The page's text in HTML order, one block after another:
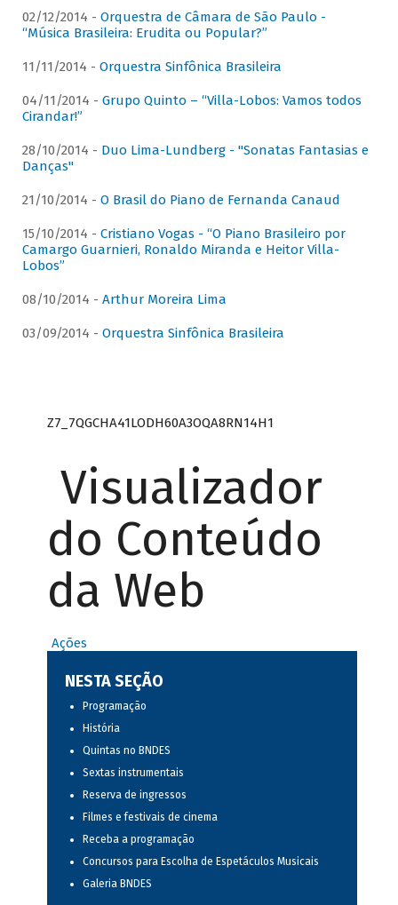
02/12/2014 - Orquestra de Câmara de São Paulo -
“Música Brasileira: Erudita ou Popular?”
11/11/2014 - Orquestra Sinfônica Brasileira
04/11/2014 - Grupo Quinto – “Villa-Lobos: Vamos todos
Cirandar!”
28/10/2014 - Duo Lima-Lundberg - "Sonatas Fantasias e
Danças"
21/10/2014 - O Brasil do Piano de Fernanda Canaud
15/10/2014 - Cristiano Vogas - “O Piano Brasileiro por
Camargo Guarnieri, Ronaldo Miranda e Heitor Villa-
Lobos”
08/10/2014 - Arthur Moreira Lima
03/09/2014 - Orquestra Sinfônica Brasileira
Z7_7QGCHA41LODH60A3OQA8RN14H1
Visualizador
do Conteúdo
da Web
Ações
NESTA SEÇÃO
Programação
História
Quintas no BNDES
Sextas instrumentais
Reserva de ingressos
Filmes e festivais de cinema
Receba a programação
Concursos para Escolha de Espetáculos Musicais
Galeria BNDES